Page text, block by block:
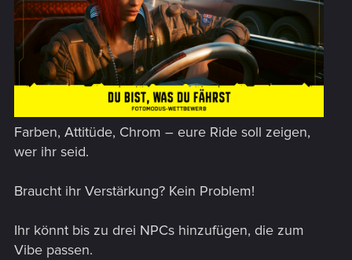
Farben, Attitüde, Chrom – eure Ride soll zeigen,
wer ihr seid.
Braucht ihr Verstärkung? Kein Problem!
Ihr könnt bis zu drei NPCs hinzufügen, die zum
Vibe passen.